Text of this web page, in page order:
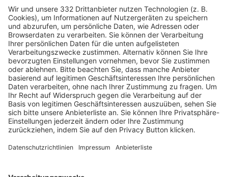
HÄUFIG BESUCHTE SEITEN
Pässe und Vereinswechsel
Trainerausbildung
Schulungsangebot Vereinsmitarbeiter
BFV-Geschäftsstellen
Trainerbörse
Login SpielPlus
FOLGE DEM BFV